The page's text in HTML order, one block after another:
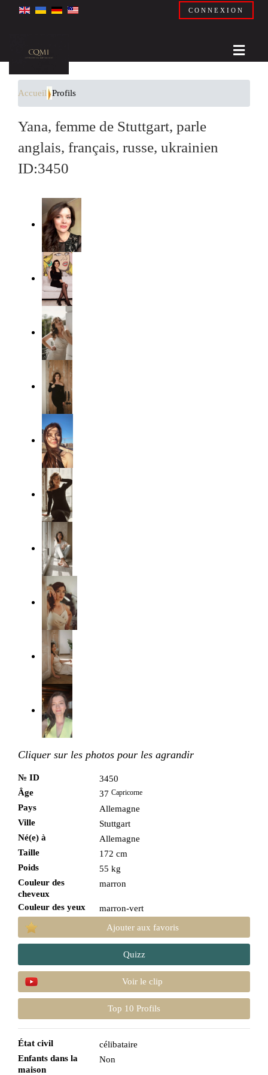
CONNEXION
Accueil Profils
Yana, femme de Stuttgart, parle
anglais, français, russe, ukrainien
ID:3450
Cliquer sur les photos pour les agrandir
№ ID
3450
Âge
37 Capricorne
Pays
Allemagne
Ville
Stuttgart
Né(e) à
Allemagne
Taille
172 cm
Poids
55 kg
Couleur des
cheveux
marron
Couleur des yeux
marron-vert
Ajouter aux favoris
Quizz
Voir le clip
Top 10 Profils
État civil
célibataire
Enfants dans la
maison
Non